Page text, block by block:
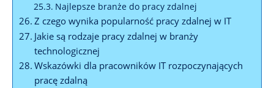
Najlepsze branże ⁢do ⁤pracy zdalnej
Z czego wynika ⁤popularność pracy zdalnej ‌w IT
Jakie ⁤są rodzaje pracy zdalnej w ‍branży
technologicznej
Wskazówki​ dla pracowników IT rozpoczynających‍
pracę zdalną